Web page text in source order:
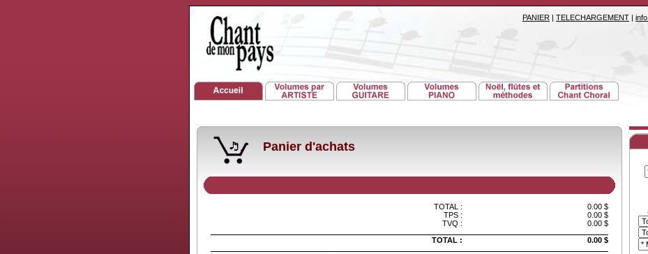
PANIER | TELECHARGEMENT |
Panier d'achats
TOTAL :
TPS :
TVQ :
0.00 $
0.00 $
0.00 $
TOTAL :
0.00 $